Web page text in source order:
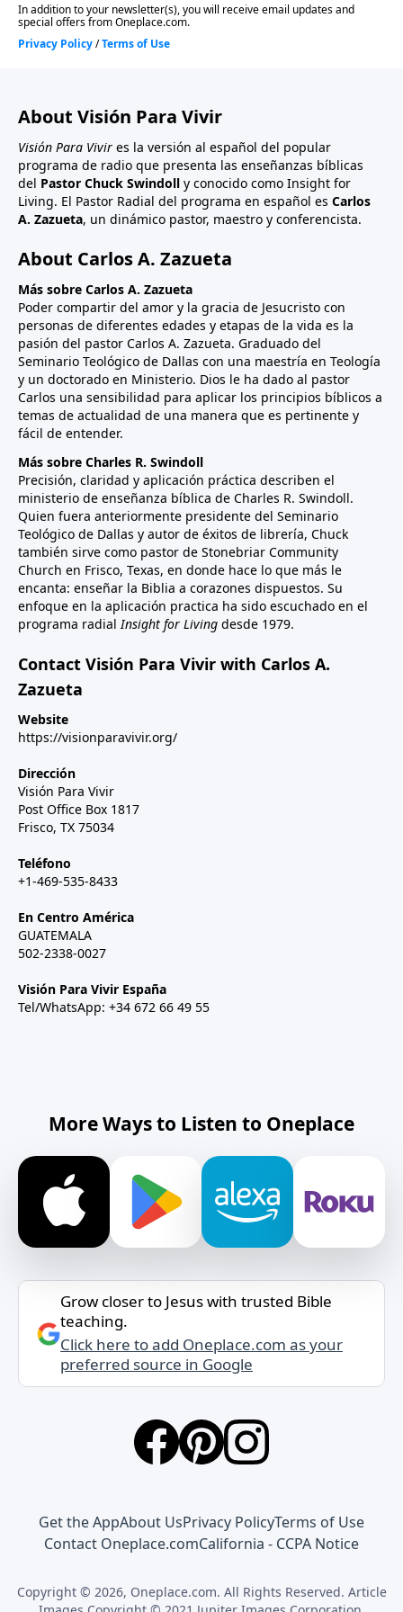
About Visión Para Vivir
Visión Para Vivir es la versión al español del popular
programa de radio que presenta las enseñanzas bíblicas
del Pastor Chuck Swindoll y conocido como Insight for
Living. El Pastor Radial del programa en español es Carlos
A. Zazueta, un dinámico pastor, maestro y conferencista.
About Carlos A. Zazueta
Más sobre Carlos A. Zazueta
Poder compartir del amor y la gracia de Jesucristo con
personas de diferentes edades y etapas de la vida es la
pasión del pastor Carlos A. Zazueta. Graduado del
Seminario Teológico de Dallas con una maestría en Teología
y un doctorado en Ministerio. Dios le ha dado al pastor
Carlos una sensibilidad para aplicar los principios bíblicos a
temas de actualidad de una manera que es pertinente y
fácil de entender.
Más sobre Charles R. Swindoll
Precisión, claridad y aplicación práctica describen el
ministerio de enseñanza bíblica de Charles R. Swindoll.
Quien fuera anteriormente presidente del Seminario
Teológico de Dallas y autor de éxitos de librería, Chuck
también sirve como pastor de Stonebriar Community
Church en Frisco, Texas, en donde hace lo que más le
encanta: enseñar la Biblia a corazones dispuestos. Su
enfoque en la aplicación practica ha sido escuchado en el
programa radialInsight for Living desde 1979.
Contact Visión Para Vivir with Carlos A.
Zazueta
Website
https://visionparavivir.org/
Dirección
Visión Para Vivir
Post Office Box 1817
Frisco, TX 75034
Teléfono
+1-469-535-8433
En Centro América
GUATEMALA
502-2338-0027
Visión Para Vivir España
Tel/WhatsApp: +34 672 66 49 55
More Ways to Listen to Oneplace
Grow closer to Jesus with trusted Bible
teaching.
Click here to add Oneplace.com as your
preferred source in Google
Get the AppAbout UsPrivacy PolicyTerms of Use
Contact Oneplace.comCalifornia - CCPA Notice
Copyright © 2026, Oneplace.com. All Rights Reserved. Article